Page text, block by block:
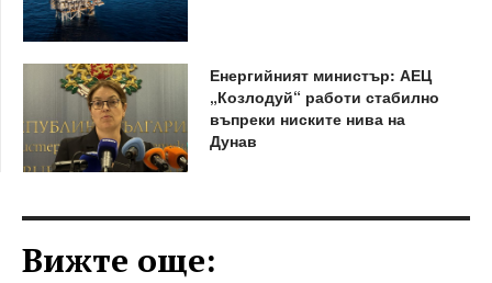
Енергийният министър: АЕЦ
„Козлодуй“ работи стабилно
въпреки ниските нива на
Дунав
Вижте още: